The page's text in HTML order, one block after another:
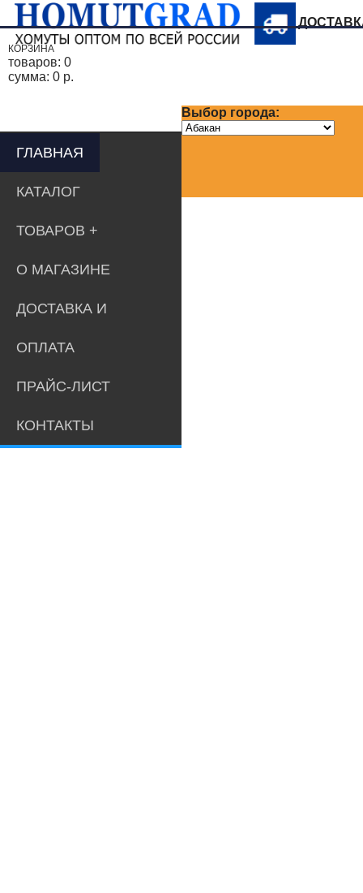
Выбор города:
КОРЗИНА
товаров: 0
сумма: 0 р.
ГЛАВНАЯ
КАТАЛОГ
ТОВАРОВ
О МАГАЗИНЕ
ДОСТАВКА И
ОПЛАТА
ПРАЙС-ЛИСТ
КОНТАКТЫ